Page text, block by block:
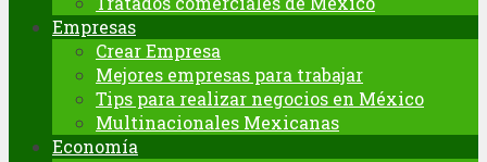
Empresas
Crear Empresa
Mejores empresas para trabajar
Tips para realizar negocios en México
Multinacionales Mexicanas
Economía